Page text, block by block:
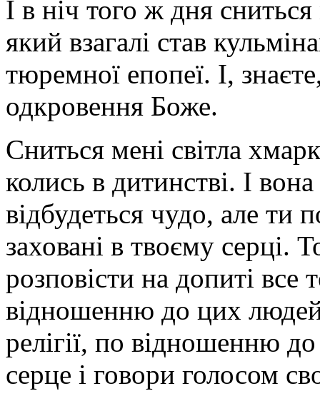
І в ніч того ж дня
який взагалі став
тюремної епопеї. І,
одкровення Боже.
Сниться мені світла
колись в дитинстві. І
відбудеться чудо, але ти
заховані в твоєму серці.
розповісти на допиті
відношенню до цих
релігії, по відношенню
серце і говори голосом